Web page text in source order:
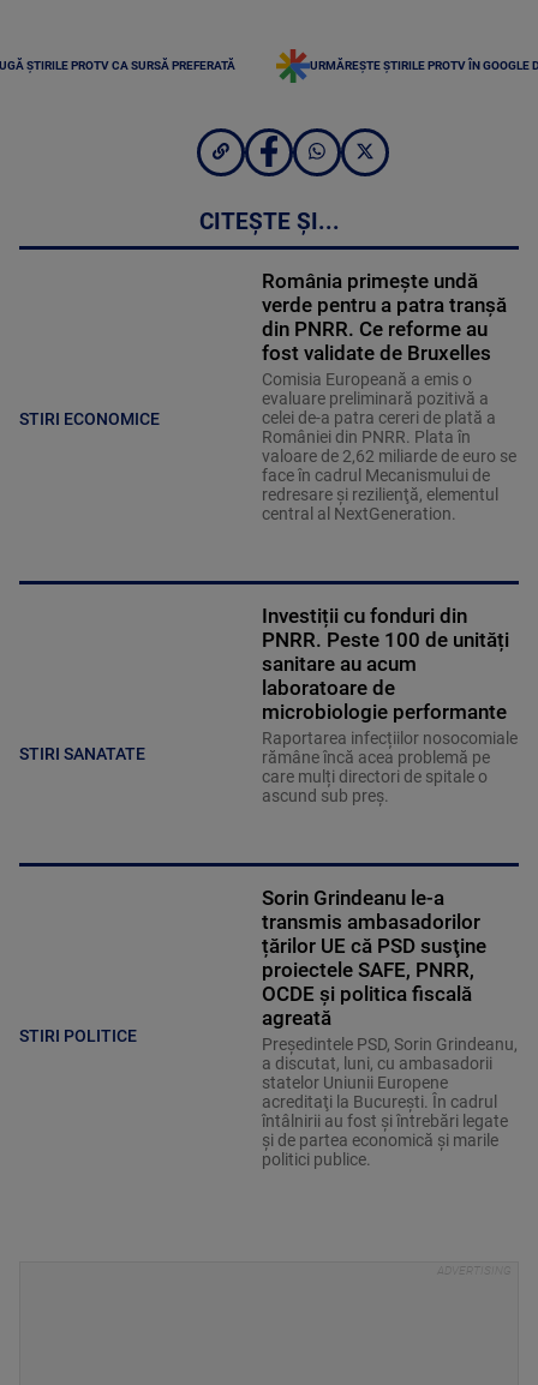
ȘTIRILE PROTV CA SURSĂ PREFERATĂ URMĂREȘTE ȘTIRILE PROTV ÎN GOOGLE
CITEȘTE ȘI...
STIRI ECONOMICE
România primește undă
verde pentru a patra tranșă
din PNRR. Ce reforme au
fost validate de Bruxelles
Comisia Europeană a emis o
evaluare preliminară pozitivă a
celei de-a patra cereri de plată a
României din PNRR. Plata în
valoare de 2,62 miliarde de euro se
face în cadrul Mecanismului de
redresare şi rezilienţă, elementul
central al NextGeneration.
STIRI SANATATE
Investiții cu fonduri din
PNRR. Peste 100 de unități
sanitare au acum
laboratoare de
microbiologie performante
Raportarea infecțiilor nosocomiale
rămâne încă acea problemă pe
care mulți directori de spitale o
ascund sub preș.
STIRI POLITICE
Sorin Grindeanu le-a
transmis ambasadorilor
țărilor UE că PSD susţine
proiectele SAFE, PNRR,
OCDE şi politica fiscală
agreată
Preşedintele PSD, Sorin Grindeanu,
a discutat, luni, cu ambasadorii
statelor Uniunii Europene
acreditaţi la Bucureşti. În cadrul
întâlnirii au fost şi întrebări legate
şi de partea economică şi marile
politici publice.